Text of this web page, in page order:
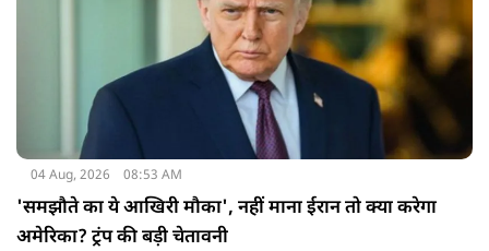
04 Aug, 2026 08:53 AM
'समझौते का ये आखिरी मौका', नहीं माना ईरान तो क्या करेगा
अमेरिका? ट्रंप की बड़ी चेतावनी